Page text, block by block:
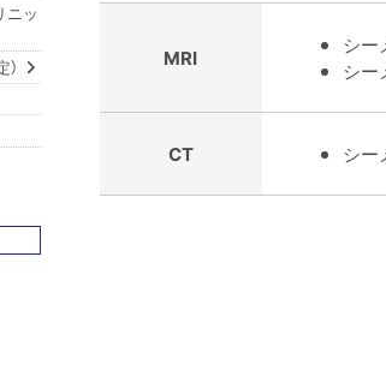
MRI
シー
シー
CT シー
ニッ